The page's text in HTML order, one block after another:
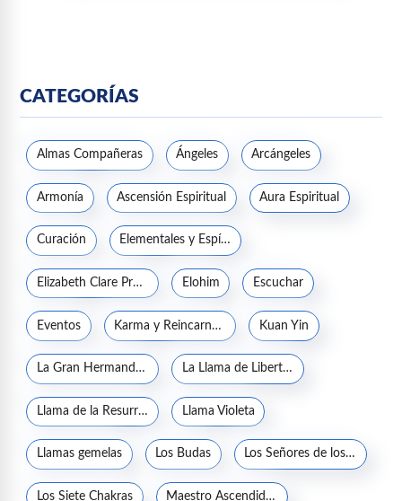
CATEGORÍAS
Almas Compañeras Ángeles Arcángeles
Armonía Ascensión Espiritual Aura Espiritual
Curación Elementales y Espíritus de la naturaleza
Elizabeth Clare Prophet Elohim Escuchar
Eventos Karma y Reincarnación Kuan Yin
La Gran Hermandad Blanca La Llama de Libertad
Llama de la Resurrección Llama Violeta
Llamas gemelas Los Budas Los Señores de los Siete Rayos
Los Siete Chakras Maestro Ascendido Jesucristo